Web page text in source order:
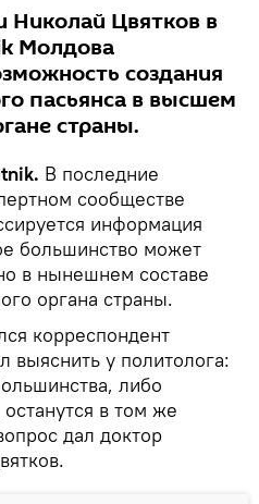
Николай Цвятков в
Молдова
создания
пасьянса в высшем
страны.
. В последние
сообществе
информация
большинство может
в нынешнем составе
органа страны.
корреспондент
выяснить у политолога:
либо
в том же
дал доктор